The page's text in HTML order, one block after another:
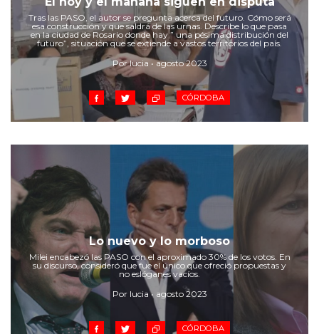
Cruz del Eje
Corredor de Ansenuza
La Carlota y zona
Laboulaye y sur
Bell Ville
Río Tercero
Despeñaderos
Tras las PASO, el autor se pregunta acerca del futuro. Cómo será
esa construcción y que saldrá de las urnas. Describe lo que pasa
en la ciudad de Rosario donde hay ” una pésima distribución del
futuro”, situación que se extiende a vastos territorios del país.
Por lucia • agosto 2023
CÓRDOBA
Lo nuevo y lo morboso
Milei encabezó las PASO con el aproximado 30% de los votos. En
su discurso, consideró que fue el único que ofreció propuestas y
no eslóganes vacíos.
Por lucia • agosto 2023
CÓRDOBA